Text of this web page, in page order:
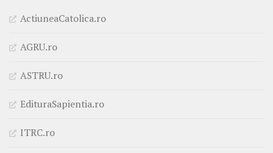
ActiuneaCatolica.ro
AGRU.ro
ASTRU.ro
EdituraSapientia.ro
ITRC.ro